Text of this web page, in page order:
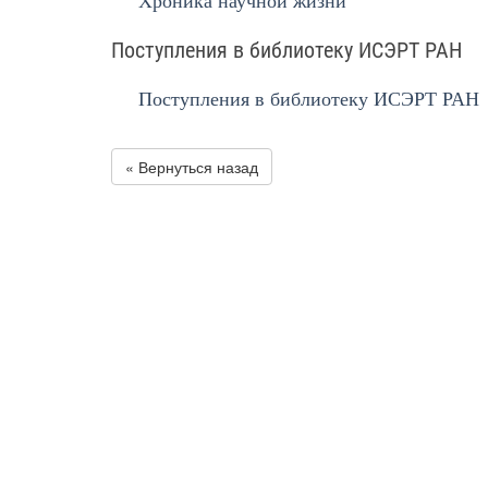
Поступления в библиотеку ИСЭРТ РАН
Поступления в библиотеку ИСЭРТ РАН
« Вернуться назад